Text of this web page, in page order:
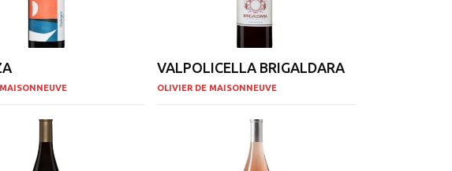
VALPOLICELLA BRIGALDARA
OLIVIER DE MAISONNEUVE